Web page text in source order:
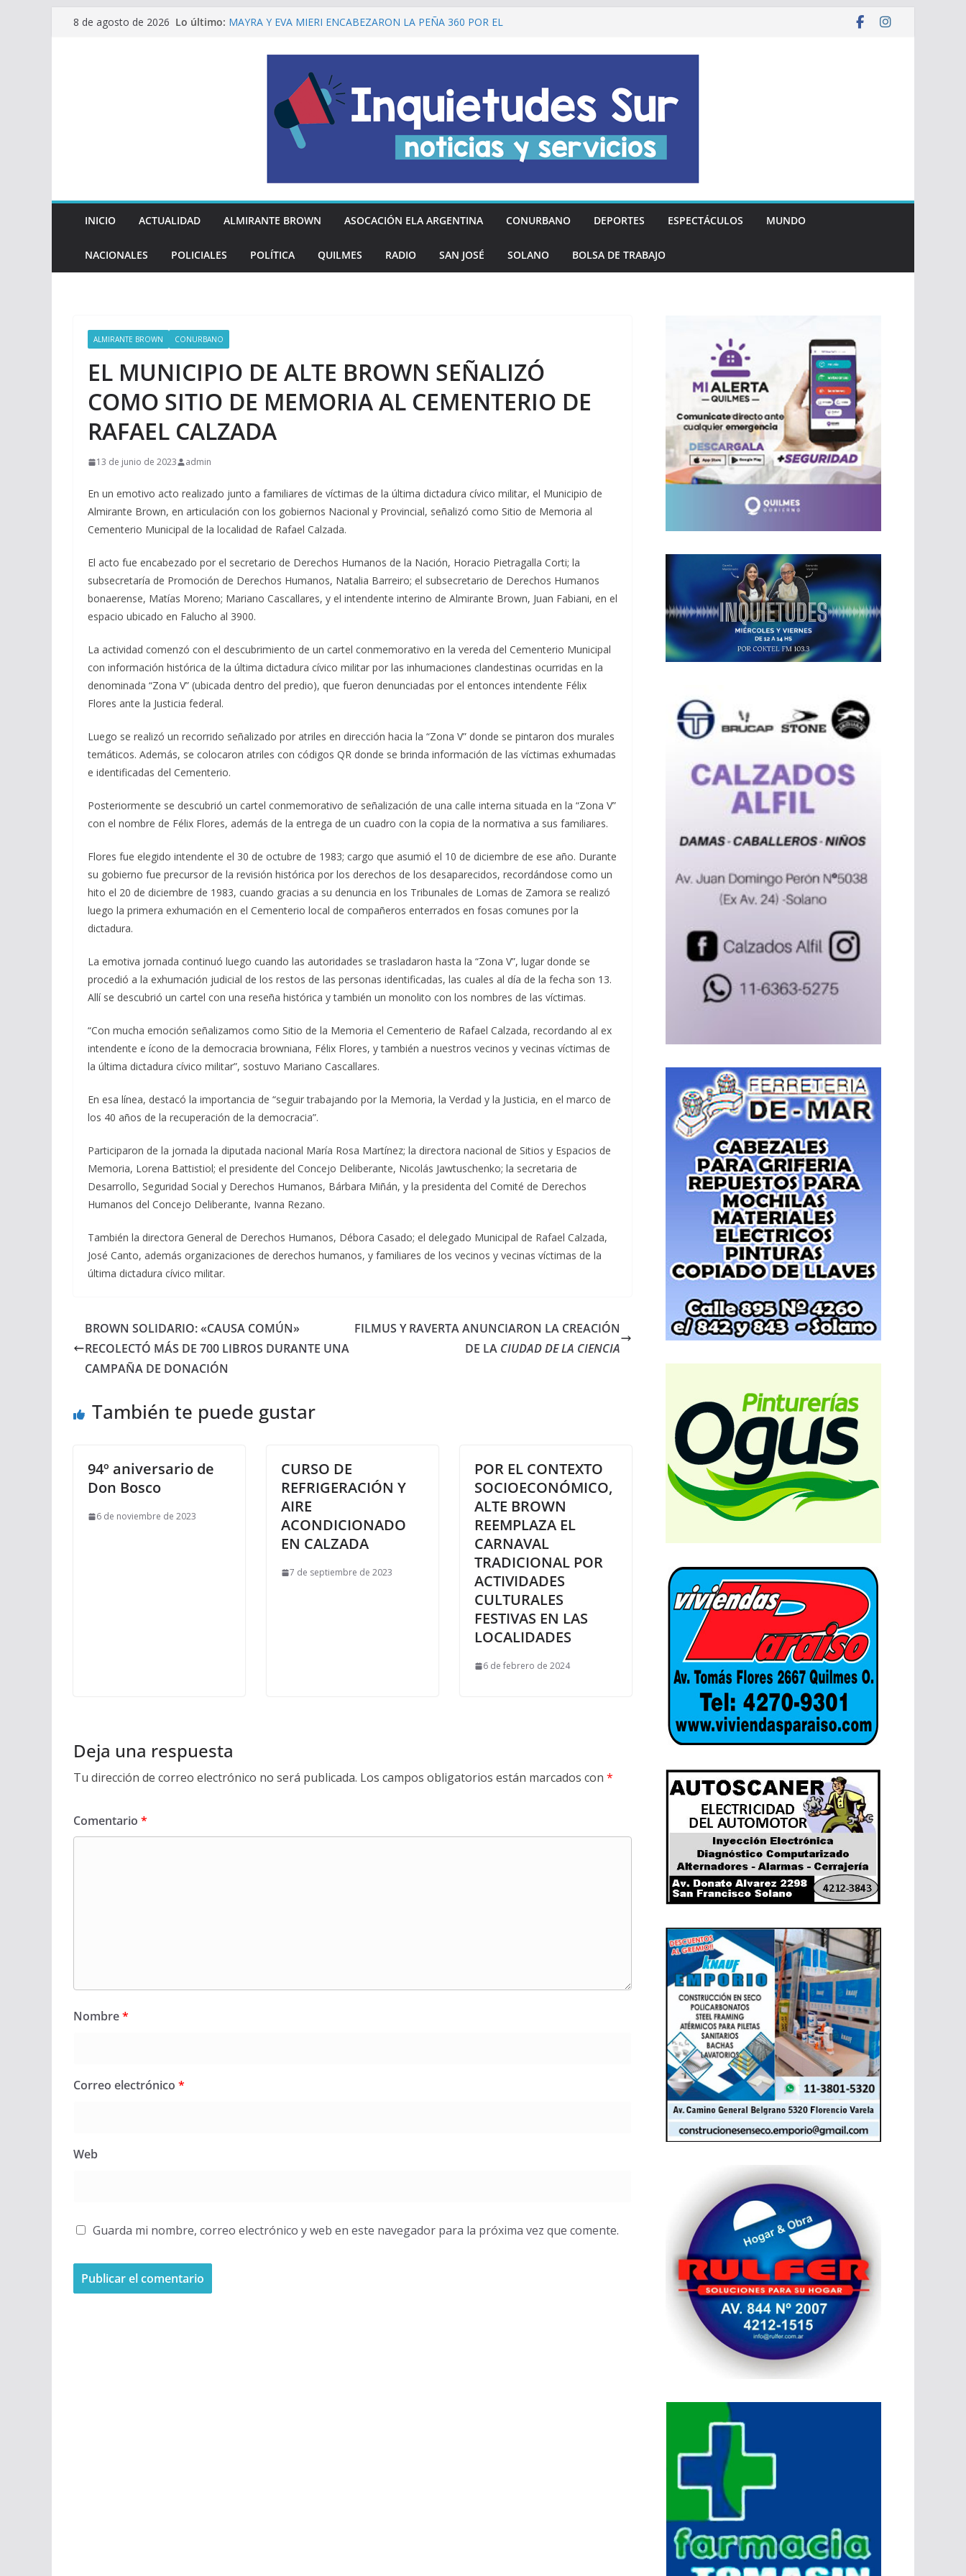
Saltar8 de agosto de 2026 Lo último: MAYRA Y EVA MIERI ENCABEZARON LA PEÑA 360 POR EL
PELUQUERÍAS TODOS LOS DÍAS MIÉRCOLES
Encuesta: qué piensan los hinchas argentinos de las nuevas
reglas del Mundial
EL MUNICIPIO ENTREGÓ MÁS DE 20 PRÓTESIS DENTALES
A VECINAS Y VECINOS DE QUILMES OESTE
La Diócesis de Quilmes recordó a Jorge Novak a 25 años de
INICIO ACTUALIDAD ALMIRANTE BROWN ASOCACIÓN ELA ARGENTINA CONURBANO DEPORTES ESPECTÁCULOS MUNDO
NACIONALES POLICIALES POLÍTICA QUILMES RADIO SAN JOSÉ SOLANO BOLSA DE TRABAJO
ALMIRANTE BROWN CONURBANO
EL MUNICIPIO DE ALTE BROWN SEÑALIZÓ
COMO SITIO DE MEMORIA AL CEMENTERIO DE
RAFAEL CALZADA
13 de junio de 2023 admin
En un emotivo acto realizado junto a familiares de víctimas de la última dictadura cívico militar, el Municipio de
Almirante Brown, en articulación con los gobiernos Nacional y Provincial, señalizó como Sitio de Memoria al
Cementerio Municipal de la localidad de Rafael Calzada.
El acto fue encabezado por el secretario de Derechos Humanos de la Nación, Horacio Pietragalla Corti; la
subsecretaría de Promoción de Derechos Humanos, Natalia Barreiro; el subsecretario de Derechos Humanos
bonaerense, Matías Moreno; Mariano Cascallares, y el intendente interino de Almirante Brown, Juan Fabiani, en el
espacio ubicado en Falucho al 3900.
La actividad comenzó con el descubrimiento de un cartel conmemorativo en la vereda del Cementerio Municipal
con información histórica de la última dictadura cívico militar por las inhumaciones clandestinas ocurridas en la
denominada “Zona V” (ubicada dentro del predio), que fueron denunciadas por el entonces intendente Félix
Flores ante la Justicia federal.
Luego se realizó un recorrido señalizado por atriles en dirección hacia la “Zona V” donde se pintaron dos murales
temáticos. Además, se colocaron atriles con códigos QR donde se brinda información de las víctimas exhumadas
e identificadas del Cementerio.
Posteriormente se descubrió un cartel conmemorativo de señalización de una calle interna situada en la “Zona V”
con el nombre de Félix Flores, además de la entrega de un cuadro con la copia de la normativa a sus familiares.
Flores fue elegido intendente el 30 de octubre de 1983; cargo que asumió el 10 de diciembre de ese año. Durante
su gobierno fue precursor de la revisión histórica por los derechos de los desaparecidos, recordándose como un
hito el 20 de diciembre de 1983, cuando gracias a su denuncia en los Tribunales de Lomas de Zamora se realizó
luego la primera exhumación en el Cementerio local de compañeros enterrados en fosas comunes por la
dictadura.
La emotiva jornada continuó luego cuando las autoridades se trasladaron hasta la “Zona V”, lugar donde se
procedió a la exhumación judicial de los restos de las personas identificadas, las cuales al día de la fecha son 13.
Allí se descubrió un cartel con una reseña histórica y también un monolito con los nombres de las víctimas.
“Con mucha emoción señalizamos como Sitio de la Memoria el Cementerio de Rafael Calzada, recordando al ex
intendente e ícono de la democracia browniana, Félix Flores, y también a nuestros vecinos y vecinas víctimas de
la última dictadura cívico militar”, sostuvo Mariano Cascallares.
En esa línea, destacó la importancia de “seguir trabajando por la Memoria, la Verdad y la Justicia, en el marco de
los 40 años de la recuperación de la democracia”.
Participaron de la jornada la diputada nacional María Rosa Martínez; la directora nacional de Sitios y Espacios de
Memoria, Lorena Battistiol; el presidente del Concejo Deliberante, Nicolás Jawtuschenko; la secretaria de
Desarrollo, Seguridad Social y Derechos Humanos, Bárbara Miñán, y la presidenta del Comité de Derechos
Humanos del Concejo Deliberante, Ivanna Rezano.
También la directora General de Derechos Humanos, Débora Casado; el delegado Municipal de Rafael Calzada,
José Canto, además organizaciones de derechos humanos, y familiares de los vecinos y vecinas víctimas de la
última dictadura cívico militar.
BROWN SOLIDARIO: «CAUSA COMÚN»
RECOLECTÓ MÁS DE 700 LIBROS DURANTE UNA
CAMPAÑA DE DONACIÓN
FILMUS Y RAVERTA ANUNCIARON LA CREACIÓN
DE LA CIUDAD DE LA CIENCIA
También te puede gustar
94º aniversario de
Don Bosco
6 de noviembre de 2023
CURSO DE
REFRIGERACIÓN Y
AIRE
ACONDICIONADO
EN CALZADA
7 de septiembre de 2023
POR EL CONTEXTO
SOCIOECONÓMICO,
ALTE BROWN
REEMPLAZA EL
CARNAVAL
TRADICIONAL POR
ACTIVIDADES
CULTURALES
FESTIVAS EN LAS
LOCALIDADES
6 de febrero de 2024
Deja una respuesta
Tu dirección de correo electrónico no será publicada. Los campos obligatorios están marcados con *
Comentario *
Nombre*
Correo electrónico *
Web
Guarda mi nombre, correo electrónico y web en este navegador para la próxima vez que comente.